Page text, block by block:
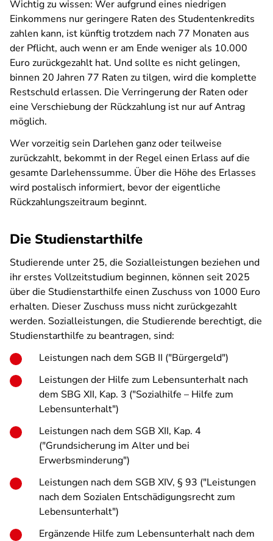
Wichtig zu wissen: Wer aufgrund eines niedrigen
Einkommens nur geringere Raten des Studentenkredits
zahlen kann, ist künftig trotzdem nach 77 Monaten aus
der Pflicht, auch wenn er am Ende weniger als 10.000
Euro zurückgezahlt hat. Und sollte es nicht gelingen,
binnen 20 Jahren 77 Raten zu tilgen, wird die komplette
Restschuld erlassen. Die Verringerung der Raten oder
eine Verschiebung der Rückzahlung ist nur auf Antrag
möglich.
Wer vorzeitig sein Darlehen ganz oder teilweise
zurückzahlt, bekommt in der Regel einen Erlass auf die
gesamte Darlehenssumme. Über die Höhe des Erlasses
wird postalisch informiert, bevor der eigentliche
Rückzahlungszeitraum beginnt.
Die Studienstarthilfe
Studierende unter 25, die Sozialleistungen beziehen und
ihr erstes Vollzeitstudium beginnen, können seit 2025
über die Studienstarthilfe einen Zuschuss von 1000 Euro
erhalten. Dieser Zuschuss muss nicht zurückgezahlt
werden. Sozialleistungen, die Studierende berechtigt, die
Studienstarthilfe zu beantragen, sind:
Leistungen nach dem SGB II ("Bürgergeld")
Leistungen der Hilfe zum Lebensunterhalt nach
dem SBG XII, Kap. 3 ("Sozialhilfe – Hilfe zum
Lebensunterhalt")
Leistungen nach dem SGB XII, Kap. 4
("Grundsicherung im Alter und bei
Erwerbsminderung")
Leistungen nach dem SGB XIV, § 93 ("Leistungen
nach dem Sozialen Entschädigungsrecht zum
Lebensunterhalt")
Ergänzende Hilfe zum Lebensunterhalt nach dem